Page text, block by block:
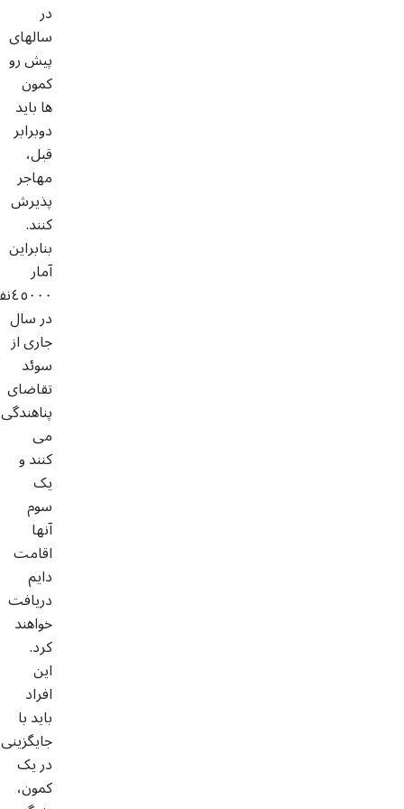
در
سالهای
پیش رو
کمون
ها باید
دوبرابر
قبل،
مهاجر
پذیرش
کنند.
بنابراین
آمار
در سال
جاری از
سوئد
تقاضای
پناهندگی
می
کنند و
یک
سوم
آنها
اقامت
دایم
دریافت
خواهند
کرد.
این
افراد
باید با
جایگزینی
در یک
کمون،